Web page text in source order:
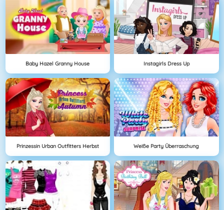
Baby Hazel Granny House Instagirls Dress Up
Prinzessin Urban Outfitters Herbst Weiße Party Überraschung